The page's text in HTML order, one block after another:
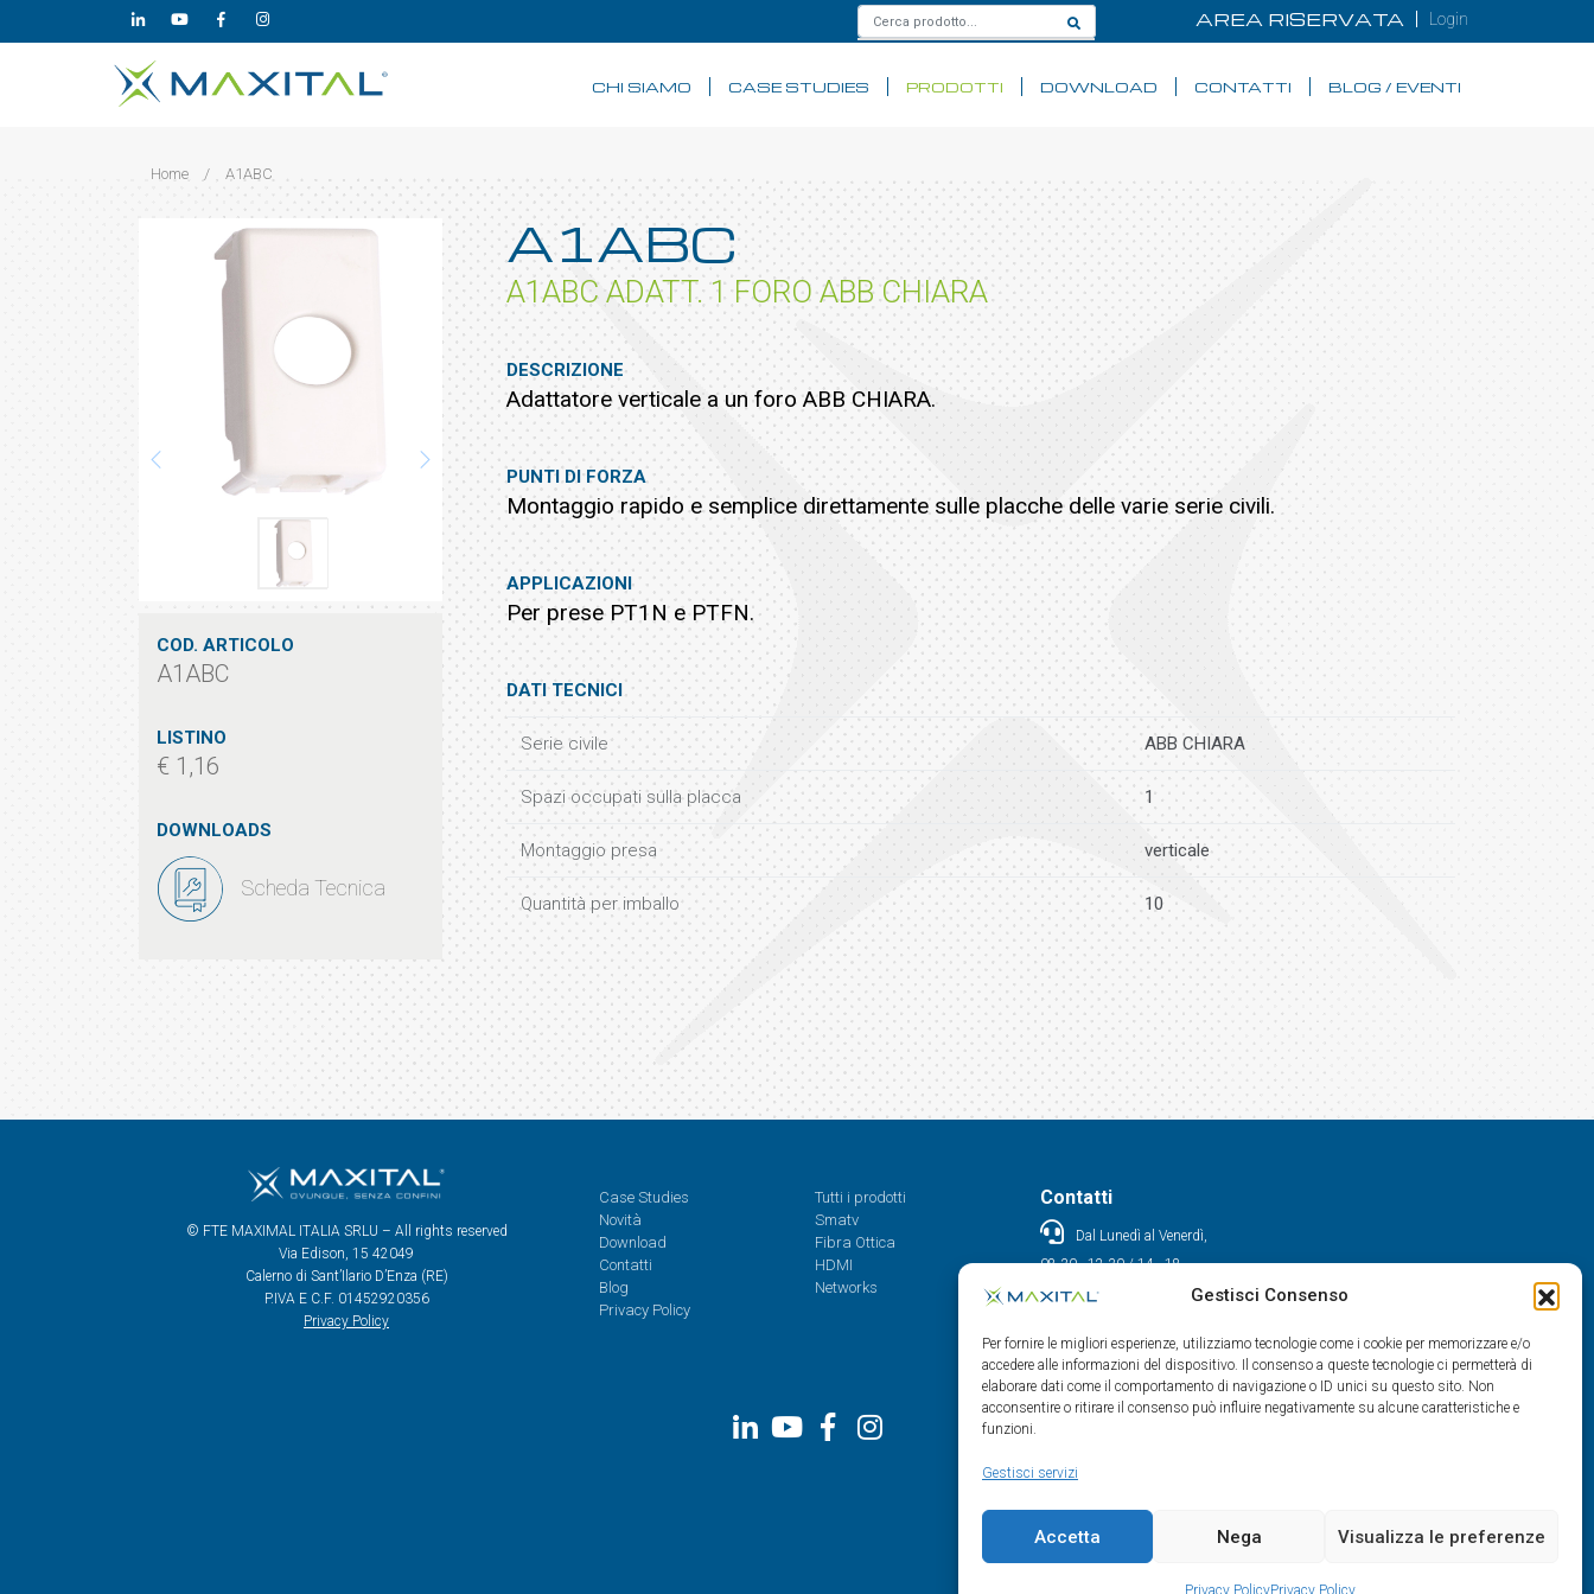
Gestisci Consenso
Per fornire le migliori esperienze, utilizziamo tecnologie come i cookie per memorizzare e/o
accedere alle informazioni del dispositivo. Il consenso a queste tecnologie ci permetterà di
elaborare dati come il comportamento di navigazione o ID unici su questo sito. Non
acconsentire o ritirare il consenso può influire negativamente su alcune caratteristiche e
funzioni.
Gestisci servizi
Accetta Nega Visualizza le preferenze
Privacy PolicyPrivacy Policy
AREA RISERVATA Login
CHI SIAMO CASE STUDIES PRODOTTI DOWNLOAD CONTATTI BLOG / EVENTI
Home / A1ABC
COD. ARTICOLO
A1ABC
LISTINO
€ 1,16
DOWNLOADS
Scheda Tecnica
A1ABC
A1ABC ADATT. 1 FORO ABB CHIARA
DESCRIZIONE
Adattatore verticale a un foro ABB CHIARA.
PUNTI DI FORZA
Montaggio rapido e semplice direttamente sulle placche delle varie serie civili.
APPLICAZIONI
Per prese PT1N e PTFN.
DATI TECNICI
Serie civile ABB CHIARA
Spazi occupati sulla placca 1
Montaggio presa verticale
Quantità per imballo 10
© FTE MAXIMAL ITALIA SRLU – All rights reserved
Via Edison, 15 42049
Calerno di Sant’Ilario D’Enza (RE)
P.IVA E C.F. 01452920356
Privacy Policy
Case Studies
Novità
Download
Contatti
Blog
Privacy Policy
Tutti i prodotti
Smatv
Fibra Ottica
HDMI
Networks
Contatti
Dal Lunedì al Venerdì,
08.30 - 12.30 / 14 - 18
0522/909701
info@maxital.it